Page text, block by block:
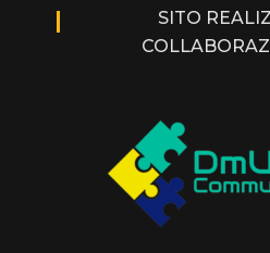
SITO